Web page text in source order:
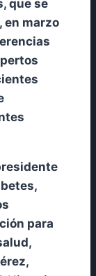
que se
en marzo
para